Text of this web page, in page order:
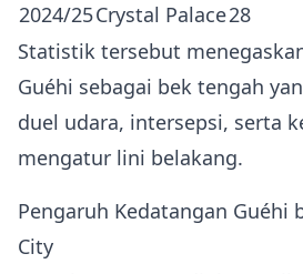
2024/25Crystal Palace28
Statistik tersebut
Guéhi sebagai bek tengah
duel udara, intersepsi, serta
mengatur lini belakang.
Pengaruh Kedatangan Guéhi
City